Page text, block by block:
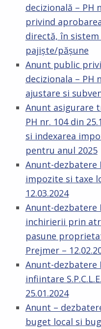
decizională – PH
privind
directă, în sistem
pajiște/pășune
Anunt public
decizionala – PH
ajustare si
Anunt asigurare
PH nr. 104 din
si indexarea
pentru anul 2025
Anunt-dezbatere
impozite si taxe
12.03.2024
Anunt-dezbatere
inchirierii prin
pasune
Prejmer –
Anunt-dezbatere
infiintare
25.01.2024
Anunt –
buget local si